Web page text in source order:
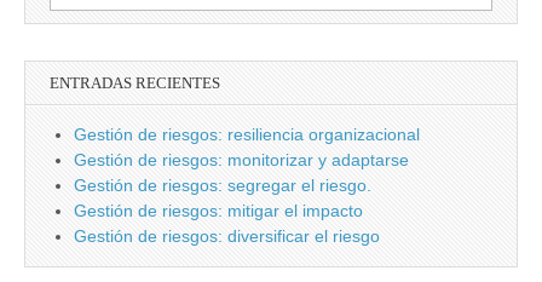
ENTRADAS RECIENTES
Gestión de riesgos: resiliencia organizacional
Gestión de riesgos: monitorizar y adaptarse
Gestión de riesgos: segregar el riesgo.
Gestión de riesgos: mitigar el impacto
Gestión de riesgos: diversificar el riesgo